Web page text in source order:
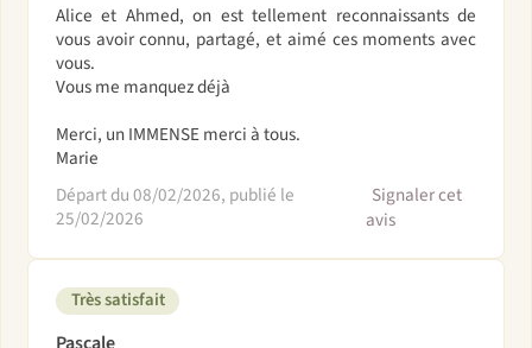
Alice et Ahmed, on est tellement reconnaissants de
vous avoir connu, partagé, et aimé ces moments avec
vous.
Vous me manquez déjà
Merci, un IMMENSE merci à tous.
Marie
Départ du 08/02/2026, publié le
25/02/2026
Signaler cet
avis
Très satisfait